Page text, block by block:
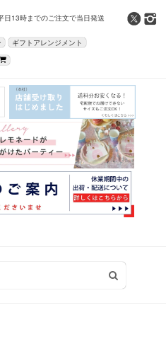
日13時までのご注文で当日発送
ギフトアレンジメント